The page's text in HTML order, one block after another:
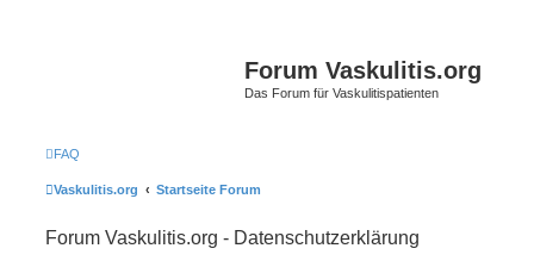
Forum Vaskulitis.org
Das Forum für Vaskulitispatienten
FAQ
Vaskulitis.org Startseite Forum
Forum Vaskulitis.org - Datenschutzerklärung